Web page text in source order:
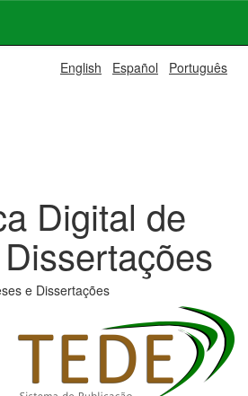
English Español Português
Digital de
e Dissertações